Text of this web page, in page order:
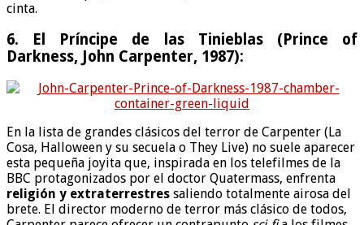
cinta.
6. El Príncipe de las Tinieblas (Prince of
Darkness, John Carpenter, 1987):
En la lista de grandes clásicos del terror de Carpenter (La
Cosa, Halloween y su secuela o They Live) no suele aparecer
esta pequeña joyita que, inspirada en los telefilmes de la
BBC protagonizados por el doctor Quatermass, enfrenta
religión y extraterrestres saliendo totalmente airosa del
brete. El director moderno de terror más clásico de todos,